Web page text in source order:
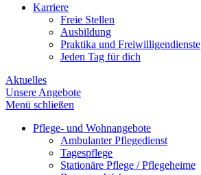
Karriere
Freie Stellen
Ausbildung
Praktika und Freiwilligendienste
Jeden Tag für dich
Aktuelles
Unsere Angebote
Menü schließen
Pflege- und Wohnangebote
Ambulanter Pflegedienst
Tagespflege
Stationäre Pflege / Pflegeheime